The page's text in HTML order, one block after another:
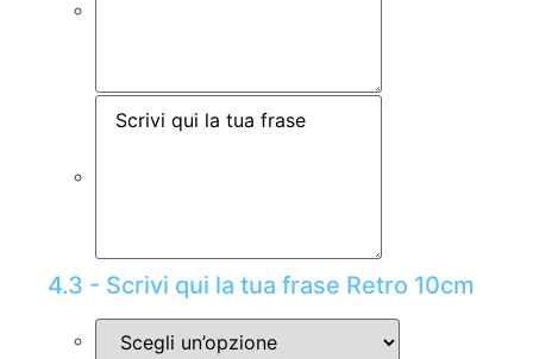
4.3 - Scrivi qui la tua frase Retro 10cm